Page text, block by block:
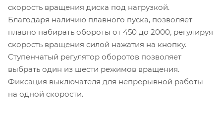
скорость вращения диска под нагрузкой.
Благодаря наличию плавного пуска, позволяет
плавно набирать обороты от 450 до 2000, регулируя
скорость вращения силой нажатия на кнопку.
Ступенчатый регулятор оборотов позволяет
выбрать один из шести режимов вращения.
Фиксация выключателя для непрерывной работы
на одной скорости.